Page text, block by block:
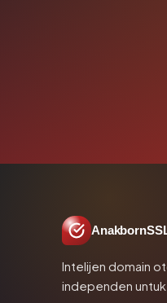
Intelijen domain
independen